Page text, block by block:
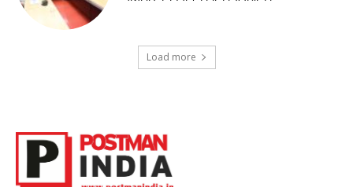
Load more